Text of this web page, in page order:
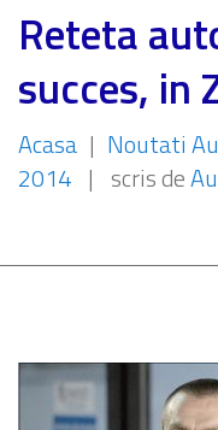
Reteta
succes, in
Acasa | Noutati
2014 | scris de